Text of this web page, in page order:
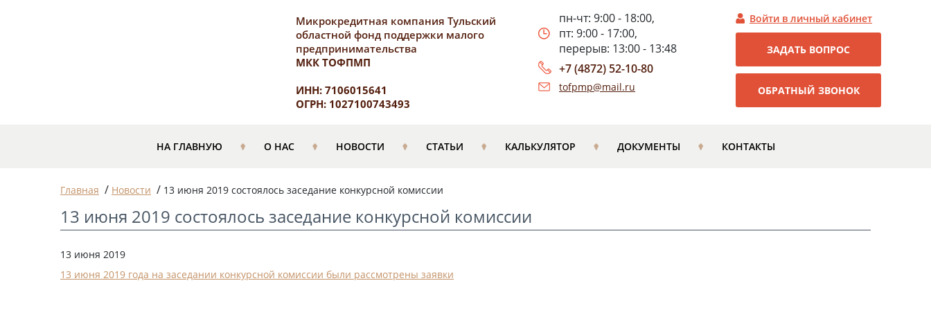
Микрокредитная компания Тульский
областной фонд поддержки малого
предпринимательства
МКК ТОФПМП
ИНН: 7106015641
ОГРН: 1027100743493
пн-чт: 9:00 - 18:00,
пт: 9:00 - 17:00,
перерыв: 13:00 - 13:48
+7 (4872) 52-10-80
tofpmp@mail.ru
Войти в личный кабинет
ЗАДАТЬ ВОПРОС
ОБРАТНЫЙ ЗВОНОК
НА ГЛАВНУЮ О НАС НОВОСТИ СТАТЬИ КАЛЬКУЛЯТОР ДОКУМЕНТЫ КОНТАКТЫ
Главная / Новости / 13 июня 2019 состоялось заседание конкурсной комиссии
13 июня 2019 состоялось заседание конкурсной комиссии
13 июня 2019
13 июня 2019 года на заседании конкурсной комиссии были рассмотрены заявки